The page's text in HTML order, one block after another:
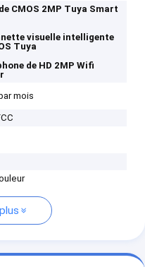
CMOS 2MP Tuya Smart
visuelle intelligente
Tuya
de HD 2MP Wifi
mois